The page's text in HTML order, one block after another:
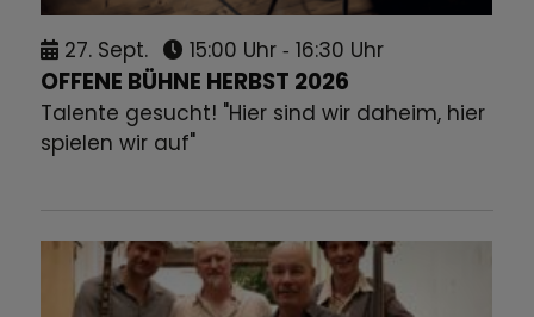
27. Sept. 15:00 Uhr ‐ 16:30 Uhr
OFFENE BÜHNE HERBST 2026
Talente gesucht! "Hier sind wir daheim, hier
spielen wir auf"